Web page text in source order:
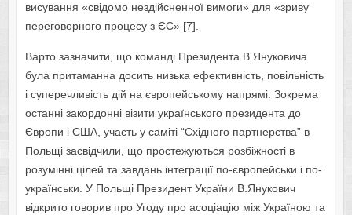
висування «свідомо нездійсненної вимоги» для «зриву
переговорного процесу з ЄС» [7].
Варто зазначити, що команді Президента В.Януковича
була притаманна досить низька ефективність, повільність
і суперечливість дій на європейському напрямі. Зокрема
останні закордонні візити українського президента до
Європи і США, участь у саміті “Східного партнерства” в
Польщі засвідчили, що простежуються розбіжності в
розумінні цілей та завдань інтеграції по-європейськи і по-
українськи. У Польщі Президент України В.Янукович
відкрито говорив про Угоду про асоціацію між Україною та